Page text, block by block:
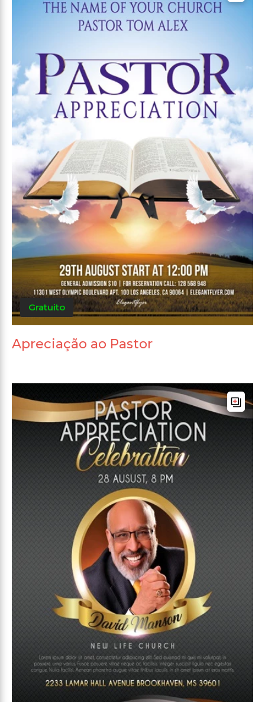
Gratuito
Apreciação ao Pastor